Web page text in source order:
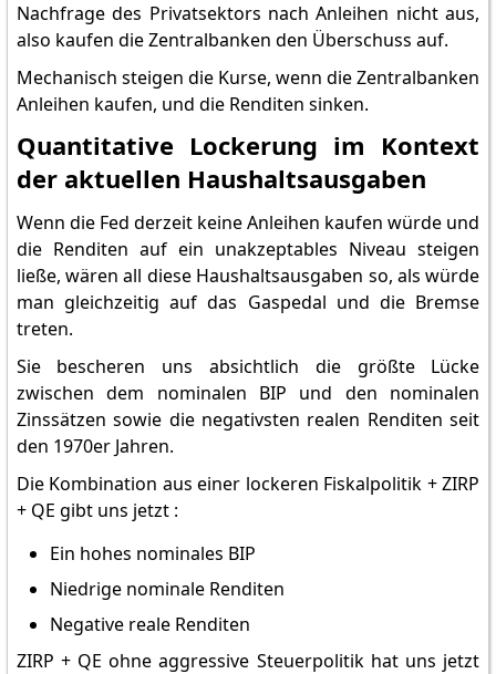
Nachfrage des Privatsektors nach Anleihen nicht aus,
also kaufen die Zentralbanken den Überschuss auf.
Mechanisch steigen die Kurse, wenn die Zentralbanken
Anleihen kaufen, und die Renditen sinken.
Quantitative Lockerung im Kontext
der aktuellen Haushaltsausgaben
Wenn die Fed derzeit keine Anleihen kaufen würde und
die Renditen auf ein unakzeptables Niveau steigen
ließe, wären all diese Haushaltsausgaben so, als würde
man gleichzeitig auf das Gaspedal und die Bremse
treten.
Sie bescheren uns absichtlich die größte Lücke
zwischen dem nominalen BIP und den nominalen
Zinssätzen sowie die negativsten realen Renditen seit
den 1970er Jahren.
Die Kombination aus einer lockeren Fiskalpolitik + ZIRP
+ QE gibt uns jetzt :
Ein hohes nominales BIP
Niedrige nominale Renditen
Negative reale Renditen
ZIRP + QE ohne aggressive Steuerpolitik hat uns jetzt